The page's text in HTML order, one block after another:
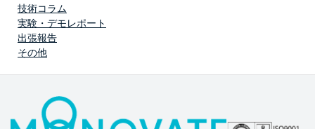
技術コラム
実験・デモレポート
出張報告
その他